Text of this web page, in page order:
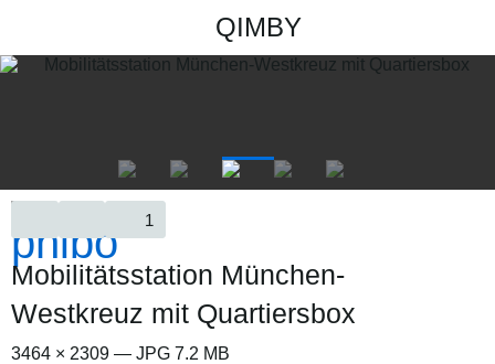
QIMBY
1
Mobilitätsstation München-
Westkreuz mit Quartiersbox
3464 × 2309 — JPG 7.2 MB